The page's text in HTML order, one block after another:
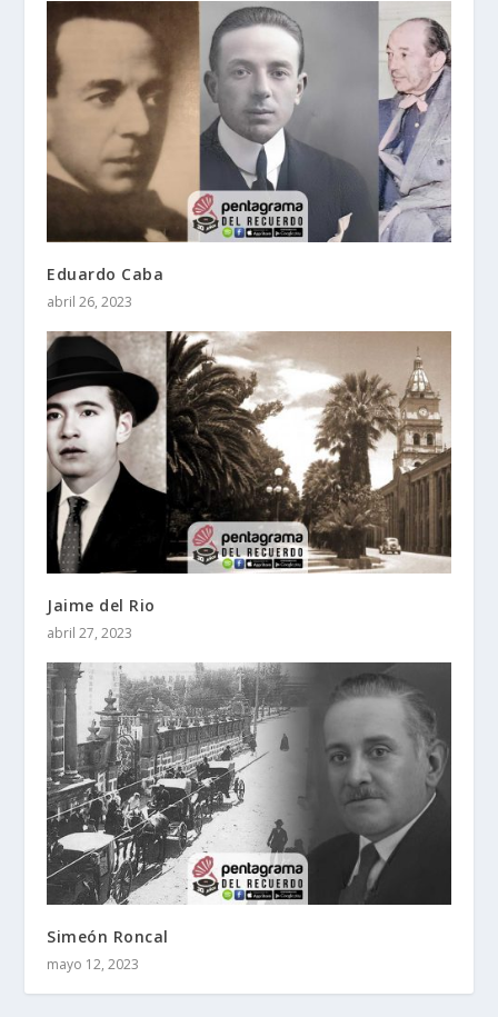
Eduardo Caba
abril 26, 2023
Jaime del Rio
abril 27, 2023
Simeón Roncal
mayo 12, 2023